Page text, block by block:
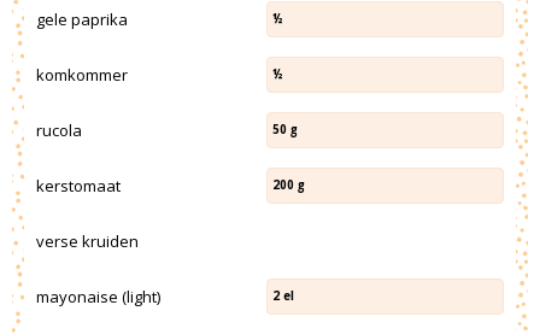
gele paprika ½
komkommer ½
rucola 50 g
kerstomaat 200 g
verse kruiden
mayonaise (light) 2 el